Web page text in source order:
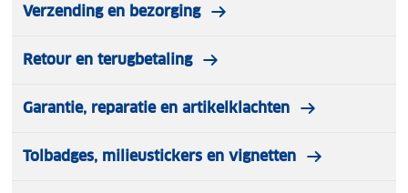
Verzending en bezorging
Retour en terugbetaling
Garantie, reparatie en artikelklachten
Tolbadges, milieustickers en vignetten